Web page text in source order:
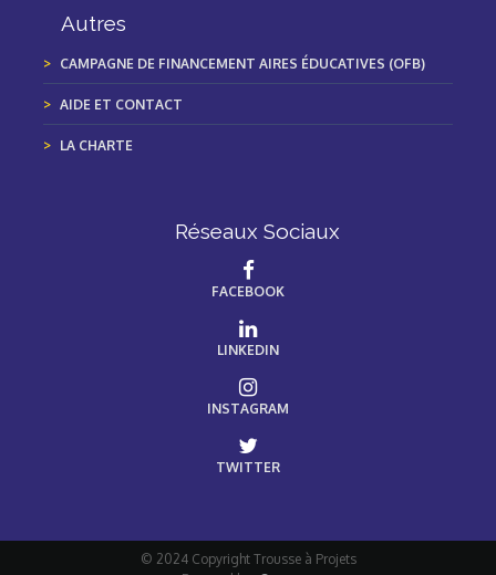
Autres
CAMPAGNE DE FINANCEMENT AIRES ÉDUCATIVES (OFB)
AIDE ET CONTACT
LA CHARTE
Réseaux Sociaux
FACEBOOK
LINKEDIN
INSTAGRAM
TWITTER
© 2024 Copyright Trousse à Projets